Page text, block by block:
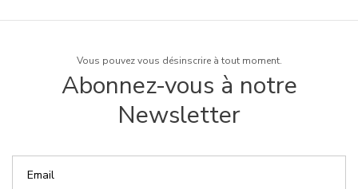
Vous pouvez vous désinscrire à tout moment.
Abonnez-vous à notre
Newsletter